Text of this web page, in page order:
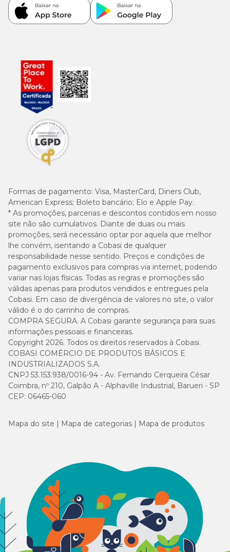
Formas de pagamento: Visa, MasterCard, Diners Club,
American Express; Boleto bancário; Elo e Apple Pay.
* As promoções, parcerias e descontos contidos em nosso
site não são cumulativos. Diante de duas ou mais
promoções, será necessário optar por aquela que melhor
lhe convém, isentando a Cobasi de qualquer
responsabilidade nesse sentido. Preços e condições de
pagamento exclusivos para compras via internet, podendo
variar nas lojas físicas. Todas as regras e promoções são
válidas apenas para produtos vendidos e entregues pela
Cobasi. Em caso de divergência de valores no site, o valor
válido é o do carrinho de compras.
COMPRA SEGURA. A Cobasi garante segurança para suas
informações pessoais e financeiras.
Copyright 2026. Todos os direitos reservados à Cobasi.
COBASI COMÉRCIO DE PRODUTOS BÁSICOS E
INDUSTRIALIZADOS S.A.
CNPJ 53.153.938/0016-94 - Av. Fernando Cerqueira César
Coimbra, nº 210, Galpão A - Alphaville Industrial, Barueri - SP
CEP: 06465-060
Mapa do site Mapa de categorias Mapa de produtos